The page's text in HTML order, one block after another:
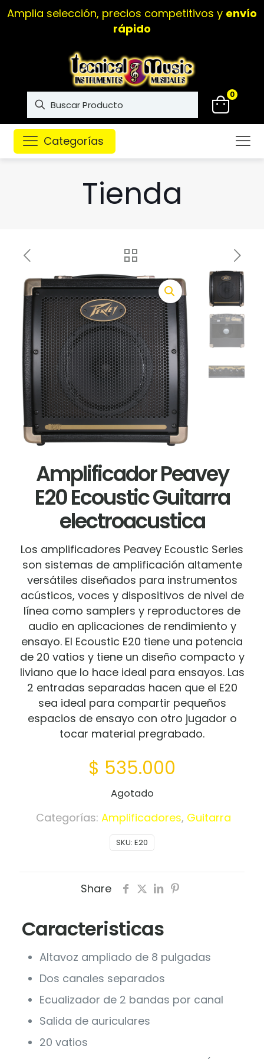
Amplia selección, precios competitivos y envío
rápido
0
Categorías
Tienda
Amplificador Peavey
E20 Ecoustic Guitarra
electroacustica
Los amplificadores Peavey Ecoustic Series
son sistemas de amplificación altamente
versátiles diseñados para instrumentos
acústicos, voces y dispositivos de nivel de
línea como samplers y reproductores de
audio en aplicaciones de rendimiento y
ensayo. El Ecoustic E20 tiene una potencia
de 20 vatios y tiene un diseño compacto y
liviano que lo hace ideal para ensayos. Las
2 entradas separadas hacen que el E20
sea ideal para compartir pequeños
espacios de ensayo con otro jugador o
tocar material pregrabado.
$ 535.000
Agotado
SKU: E20
Categorías: Amplificadores, Guitarra
Share
Caracteristicas
Altavoz ampliado de 8 pulgadas
Dos canales separados
Ecualizador de 2 bandas por canal
Salida de auriculares
20 vatios